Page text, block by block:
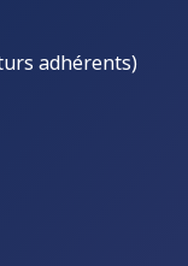
adhérents)